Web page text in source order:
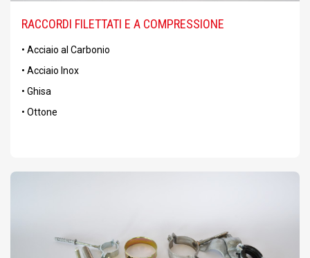
RACCORDI FILETTATI E A COMPRESSIONE
• Acciaio al Carbonio
• Acciaio Inox
• Ghisa
• Ottone